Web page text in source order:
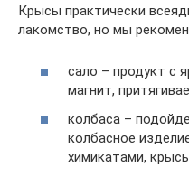
Крысы практически
лакомство, но мы
сало – продукт с
магнит,
колбаса –
колбасное
химикатами,